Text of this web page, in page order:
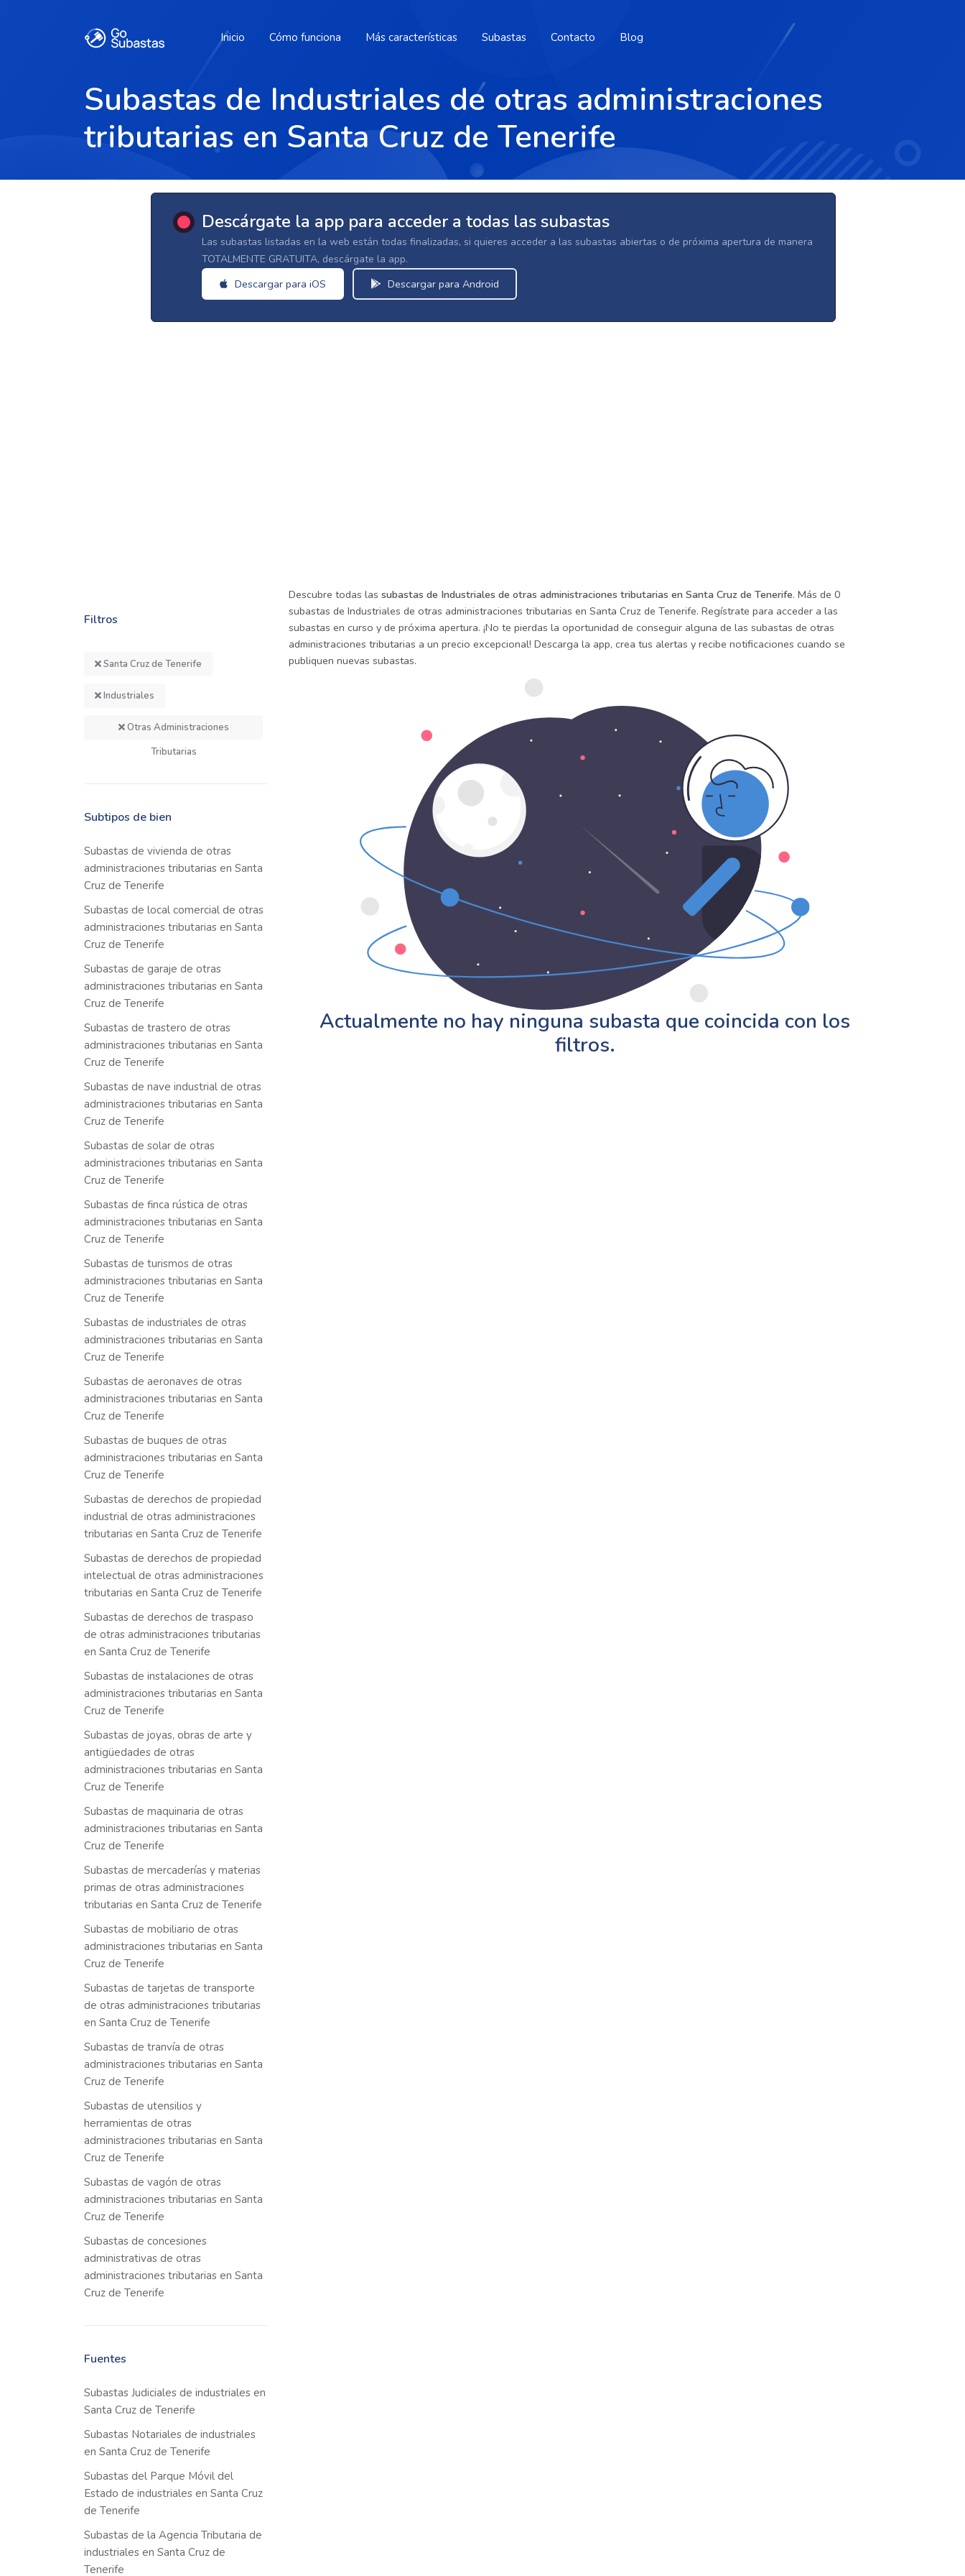
Inicio Cómo funciona Más características Subastas Contacto Blog
Subastas de Industriales de otras administraciones
tributarias en Santa Cruz de Tenerife
Descárgate la app para acceder a todas las subastas
Las subastas listadas en la web están todas finalizadas, si quieres acceder a las subastas abiertas o de próxima apertura de manera
TOTALMENTE GRATUITA, descárgate la app.
Descargar para iOS Descargar para Android
Filtros
Santa Cruz de Tenerife
Industriales
Otras Administraciones
Tributarias
Subtipos de bien
Subastas de vivienda de otras
administraciones tributarias en Santa
Cruz de Tenerife
Subastas de local comercial de otras
administraciones tributarias en Santa
Cruz de Tenerife
Subastas de garaje de otras
administraciones tributarias en Santa
Cruz de Tenerife
Subastas de trastero de otras
administraciones tributarias en Santa
Cruz de Tenerife
Subastas de nave industrial de otras
administraciones tributarias en Santa
Cruz de Tenerife
Subastas de solar de otras
administraciones tributarias en Santa
Cruz de Tenerife
Subastas de finca rústica de otras
administraciones tributarias en Santa
Cruz de Tenerife
Subastas de turismos de otras
administraciones tributarias en Santa
Cruz de Tenerife
Subastas de industriales de otras
administraciones tributarias en Santa
Cruz de Tenerife
Subastas de aeronaves de otras
administraciones tributarias en Santa
Cruz de Tenerife
Subastas de buques de otras
administraciones tributarias en Santa
Cruz de Tenerife
Subastas de derechos de propiedad
industrial de otras administraciones
tributarias en Santa Cruz de Tenerife
Subastas de derechos de propiedad
intelectual de otras administraciones
tributarias en Santa Cruz de Tenerife
Subastas de derechos de traspaso
de otras administraciones tributarias
en Santa Cruz de Tenerife
Subastas de instalaciones de otras
administraciones tributarias en Santa
Cruz de Tenerife
Subastas de joyas, obras de arte y
antigüedades de otras
administraciones tributarias en Santa
Cruz de Tenerife
Subastas de maquinaria de otras
administraciones tributarias en Santa
Cruz de Tenerife
Subastas de mercaderías y materias
primas de otras administraciones
tributarias en Santa Cruz de Tenerife
Subastas de mobiliario de otras
administraciones tributarias en Santa
Cruz de Tenerife
Subastas de tarjetas de transporte
de otras administraciones tributarias
en Santa Cruz de Tenerife
Subastas de tranvía de otras
administraciones tributarias en Santa
Cruz de Tenerife
Subastas de utensilios y
herramientas de otras
administraciones tributarias en Santa
Cruz de Tenerife
Subastas de vagón de otras
administraciones tributarias en Santa
Cruz de Tenerife
Subastas de concesiones
administrativas de otras
administraciones tributarias en Santa
Cruz de Tenerife
Fuentes
Subastas Judiciales de industriales en
Santa Cruz de Tenerife
Subastas Notariales de industriales
en Santa Cruz de Tenerife
Subastas del Parque Móvil del
Estado de industriales en Santa Cruz
de Tenerife
Subastas de la Agencia Tributaria de
industriales en Santa Cruz de
Tenerife
Descubre todas las subastas de Industriales de otras administraciones tributarias en Santa Cruz de Tenerife. Más de 0
subastas de Industriales de otras administraciones tributarias en Santa Cruz de Tenerife. Regístrate para acceder a las
subastas en curso y de próxima apertura. ¡No te pierdas la oportunidad de conseguir alguna de las subastas de otras
administraciones tributarias a un precio excepcional! Descarga la app, crea tus alertas y recibe notificaciones cuando se
publiquen nuevas subastas.
Actualmente no hay ninguna subasta que coincida con los
filtros.